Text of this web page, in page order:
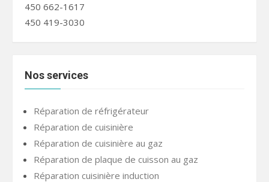
450 662-1617
450 419-3030
Nos services
Réparation de réfrigérateur
Réparation de cuisinière
Réparation de cuisinière au gaz
Réparation de plaque de cuisson au gaz
Réparation cuisinière induction